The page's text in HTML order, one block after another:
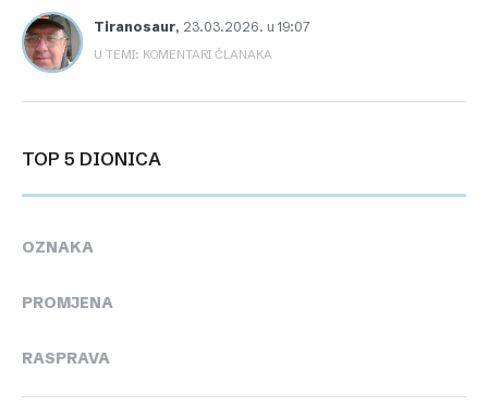
Tiranosaur, 23.03.2026. u 19:07
U TEMI: KOMENTARI ČLANAKA
TOP 5 DIONICA
OZNAKA
PROMJENA
RASPRAVA